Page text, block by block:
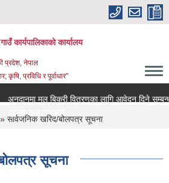
कार्यपालिकाको कार्यालय
प्रदेश, नेपाल
कृषि, प्रविधि र पूर्वाधार"
मल बिक्री वितरणका लागि आवेदन दिने सम्बन्धी
तथा समाचार
सार्वजनिक खरिद/बोलपत्र सूचना
सूचना